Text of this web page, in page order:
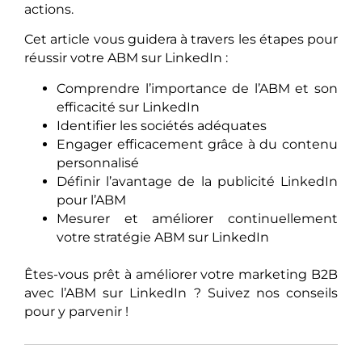
actions.
Cet article vous guidera à travers les étapes pour
réussir votre ABM sur LinkedIn :
Comprendre l’importance de l’ABM et son
efficacité sur LinkedIn
Identifier les sociétés adéquates
Engager efficacement grâce à du contenu
personnalisé
Définir l’avantage de la publicité LinkedIn
pour l’ABM
Mesurer et améliorer continuellement
votre stratégie ABM sur LinkedIn
Êtes-vous prêt à améliorer votre marketing B2B
avec l’ABM sur LinkedIn ? Suivez nos conseils
pour y parvenir !